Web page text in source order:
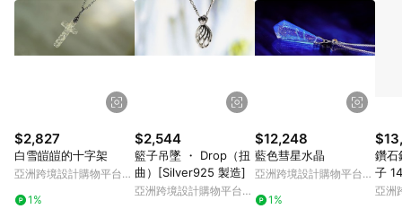
貨後 45 天後發送。 8. 群眾募資商品，禮物卡，開館保證金，補
運費，攤位費等不具贈點資格。 9. LINE 購物站上之商品規格、
顏色、價位、贈品如與 Pinkoi 商品資訊頁及購物車不符，以
頁面後才首次下載 Pinkoi APP 並完成訂單，不符合導購資格；承
上，首次下載 Pinkoi APP 後，需透過 LINE 購物前往 Pinkoi 頁
面，方享導購資格。
$2,827
白雪皚皚的十字架
亞洲跨境設計購物平台
1%
$2,544
籃子吊墜 ・ Drop（扭
曲）[Silver925 製造]
亞洲跨境設計購物平台
$12,248
藍色彗星水晶
亞洲跨境設計購物平台
1%
鑽石
子
飾
亞洲